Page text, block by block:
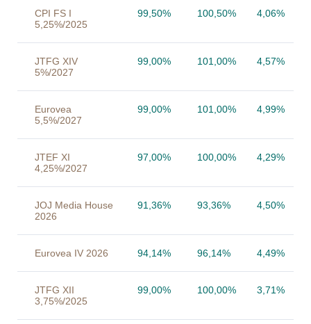
CPI FS I
5,25%/2025
99,50% 100,50% 4,06%
JTFG XIV
5%/2027
99,00% 101,00% 4,57%
Eurovea
5,5%/2027
99,00% 101,00% 4,99%
JTEF XI
4,25%/2027
97,00% 100,00% 4,29%
JOJ Media House
2026
91,36% 93,36% 4,50%
Eurovea IV 2026 94,14% 96,14% 4,49%
JTFG XII
3,75%/2025
99,00% 100,00% 3,71%